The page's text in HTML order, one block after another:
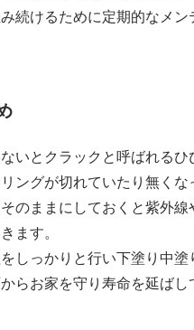
続けるために定期的なメン
いとクラックと呼ばれるひ
グが切れていたり無くな
のままにしておくと紫外線
ます。
しっかりと行い下塗り中
らお家を守り寿命を延ばし